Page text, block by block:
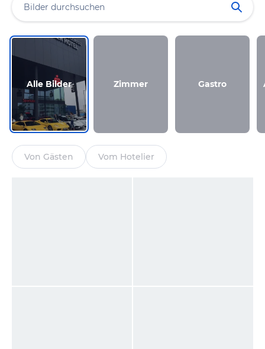
Alle Bilder Zimmer Gastro
Von Gästen Vom Hotelier